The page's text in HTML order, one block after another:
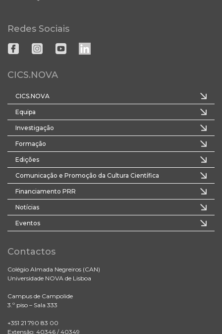
Redes Sociais
CICS.NOVA
CICS.NOVA
Equipa
Investigação
Formação
Edições
Comunicação e Promoção da Cultura Científica
Financiamento PRR
Notícias
Eventos
Contactos
Colégio Almada Negreiros (CAN)
Universidade NOVA de Lisboa
Campus de Campolide
3.º piso – Sala 333
+351 21 790 83 00
Extensão: 40346 / 40349